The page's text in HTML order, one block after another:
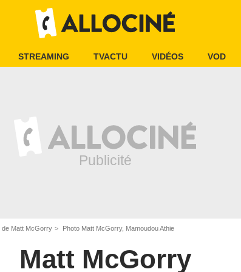
STREAMING TVACTU VIDÉOS VOD
de Matt McGorry Photo Matt McGorry, Mamoudou Athie
Matt McGorry